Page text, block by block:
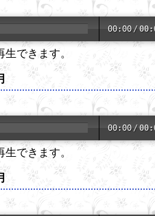
00:00 /
できます。
00:00 /
できます。